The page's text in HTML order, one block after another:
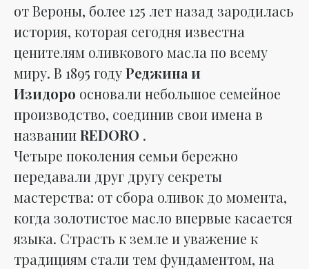
от Вероны, более 125 лет назад зародилась
история, которая сегодня известна
ценителям оливкового масла по всему
миру. В 1895 годуРеджина и
Изидоро основали небольшое семейное
производство, соединив свои имена в
названииREDORO .
Четыре поколения семьи бережно
передавали друг другу секреты
мастерства: от сбора оливок до момента,
когда золотистое масло впервые касается
языка. Страсть к земле и уважение к
традициям стали тем фундаментом, на